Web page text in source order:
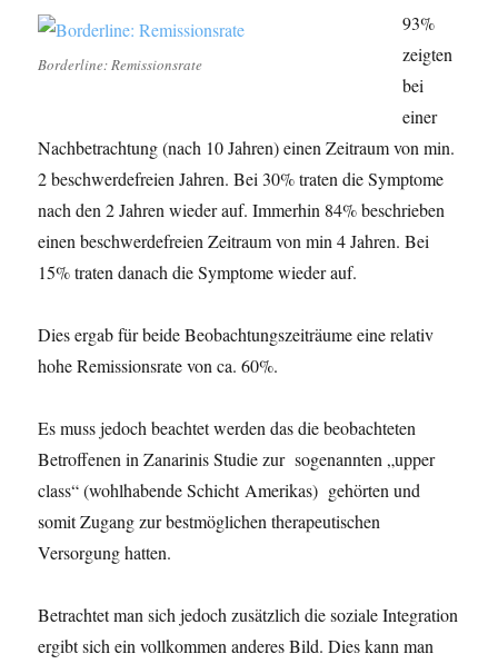
Borderline: Remissionsrate
93%
zeigten
bei
einer
Nachbetrachtung (nach 10 Jahren) einen Zeitraum von min.
2 beschwerdefreien Jahren. Bei 30% traten die Symptome
nach den 2 Jahren wieder auf. Immerhin 84% beschrieben
einen beschwerdefreien Zeitraum von min 4 Jahren. Bei
15% traten danach die Symptome wieder auf.
Dies ergab für beide Beobachtungszeiträume eine relativ
hohe Remissionsrate von ca. 60%.
Es muss jedoch beachtet werden das die beobachteten
Betroffenen in Zanarinis Studie zur sogenannten „upper
class“ (wohlhabende Schicht Amerikas) gehörten und
somit Zugang zur bestmöglichen therapeutischen
Versorgung hatten.
Betrachtet man sich jedoch zusätzlich die soziale Integration
ergibt sich ein vollkommen anderes Bild. Dies kann man